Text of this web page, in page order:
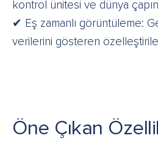
kontrol ünitesi ve dünya
✔ Eş zamanlı görüntüleme:
verilerini gösteren
Öne Çıkan